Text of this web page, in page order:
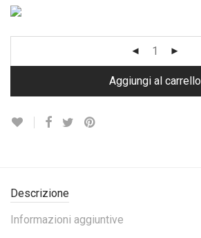
Aggiungi al carrello
Descrizione
Informazioni aggiuntive